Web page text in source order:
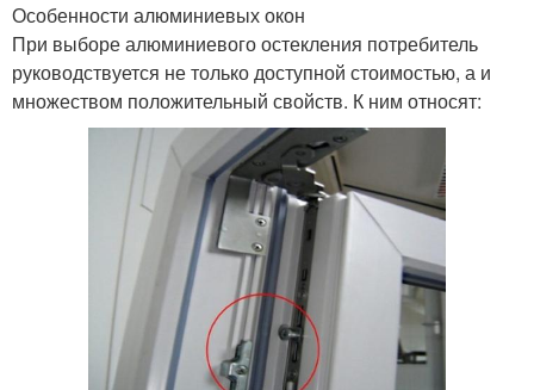
Особенности алюминиевых окон
При выборе алюминиевого остекления потребитель
руководствуется не только доступной стоимостью, а и
множеством положительный свойств. К ним относят: